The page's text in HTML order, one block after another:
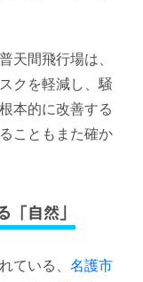
天間飛行場は、
クを軽減し、騒
本的に改善する
こともまた確か
自然」
ている、 名護市